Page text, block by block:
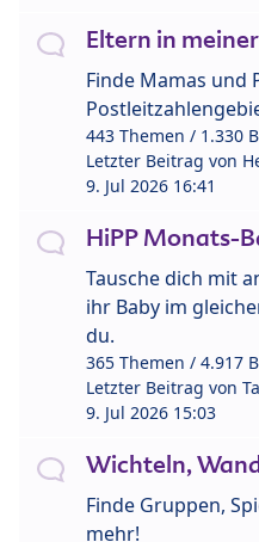
Eltern in
Finde Mamas und
443 Themen / 1.330
Letzter Beitrag von
9. Jul 2026 16:41
HiPP Monats-
Tausche dich mit
ihr Baby im
du.
365 Themen / 4.917
Letzter Beitrag von
9. Jul 2026 15:03
Wichteln,
Finde Gruppen,
mehr!